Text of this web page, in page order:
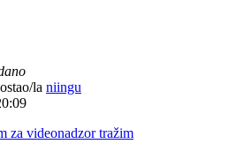
la niingu
za videonadzor tražim